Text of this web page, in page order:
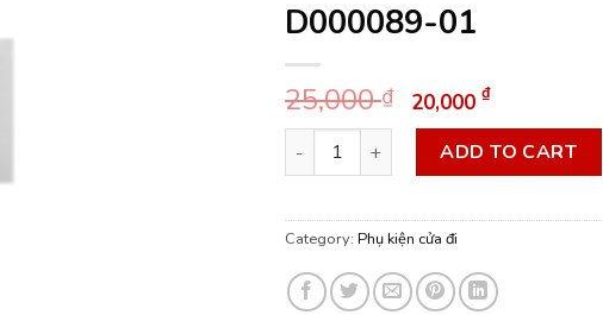
D000089-01
25,000₫ Original
price
was:
25,000 ₫.
20,000₫Current
price
is:
20,000 ₫.
D000089-01 quantityADD TO CART
Category: Phụ kiện cửa đi